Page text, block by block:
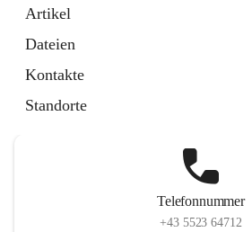
Artikel
Dateien
Kontakte
Standorte
Telefonnummer
+43 5523 64712